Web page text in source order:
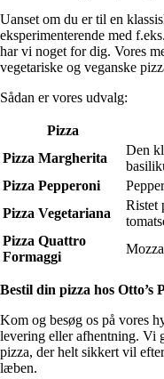
Uanset om du er til en
eksperimenterende med
har vi noget for dig. Vores
vegetariske og veganske
Sådan er vores udvalg:
Pizza
Pizza Margherita
Den
Pizza Pepperoni
Pizza Vegetariana
Ristet
Pizza Quattro
Formaggi
Bestil din pizza hos Otto’s
Kom og besøg os på vores
levering eller afhentning. Vi
pizza, der helt sikkert vil
læben.